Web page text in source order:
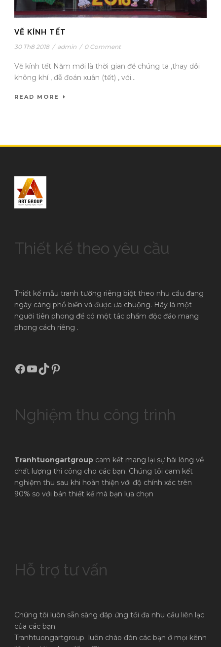
VẼ KÍNH TẾT
30 Th8 2018 / admin / 0 Comment
Vẽ kính tết Năm mới là thời gian để chúng ta ,thay dỗi
không khí , đễ đoán xuân (tết) , với...
READ MORE
Thiết kế theo yêu cầu
Thiết kế mẫu tranh tường riêng biệt theo nhu cầu đang
ngày càng phổ biến và được ưa chuộng. Hãy là một
người tiên phong để có một tác phẩm độc đáo mang
phong cách riêng .
Facebook
Youtube
TikTok
Pinterest
Nghiệm thu công trình
Tranhtuongartgroup cam kết mang lại sự hài lòng về
chất lượng thi công cho các bạn. Chúng tôi cam kết
nghiệm thu sau khi hoàn thiện với độ chính xác trên
90% so với bản thiết kế mà bạn lựa chọn
Hỗ trợ tư vấn
Chúng tôi luôn sẵn sàng đáp ứng tối đa nhu cầu liên lạc
của các bạn.
Tranhtuongartgroup luôn chào đón các bạn ở mọi kênh